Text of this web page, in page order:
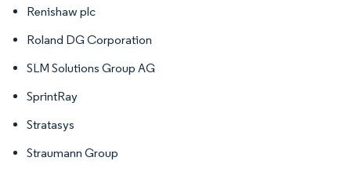
Renishaw plc
Roland DG Corporation
SLM Solutions Group AG
SprintRay
Stratasys
Straumann Group